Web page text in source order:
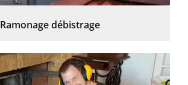
Ramonage débistrage